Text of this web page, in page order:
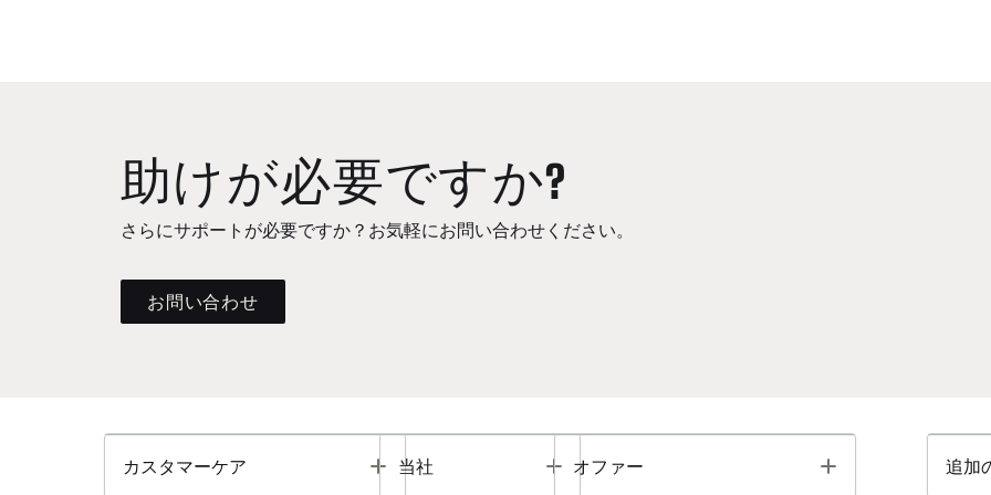
助けが必要ですか?
さらにサポートが必要ですか？お気軽にお問い合わせください。
お問い合わせ
カスタマーケア Toggle
当社 Toggle
オファー Toggle 追加